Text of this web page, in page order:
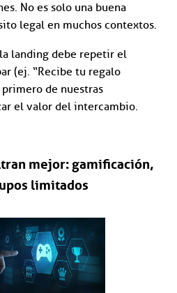
No es solo una buena
legal en muchos contextos.
la landing debe repetir el
(ej. “Recibe tu regalo
de nuestras
el valor del intercambio.
mejor: gamificación,
limitados